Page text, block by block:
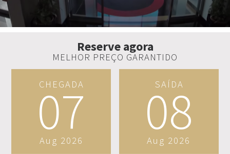
Reserve agora
MELHOR PREÇO GARANTIDO
CHEGADA
07
Aug 2026
SAÍDA
08
Aug 2026